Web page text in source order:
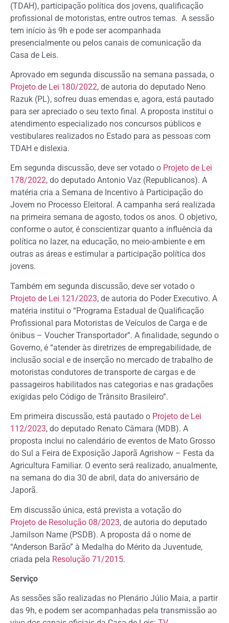
(TDAH), participação política dos jovens, qualificação
profissional de motoristas, entre outros temas. A sessão
tem início às 9h e pode ser acompanhada
presencialmente ou pelos canais de comunicação da
Casa de Leis.
Aprovado em segunda discussão na semana passada, o
Projeto de Lei 180/2022, de autoria do deputado Neno
Razuk (PL), sofreu duas emendas e, agora, está pautado
para ser apreciado o seu texto final. A proposta institui o
atendimento especializado nos concursos públicos e
vestibulares realizados no Estado para as pessoas com
TDAH e dislexia.
Em segunda discussão, deve ser votado o Projeto de Lei
178/2022, do deputado Antonio Vaz (Republicanos). A
matéria cria a Semana de Incentivo à Participação do
Jovem no Processo Eleitoral. A campanha será realizada
na primeira semana de agosto, todos os anos. O objetivo,
conforme o autor, é conscientizar quanto a influência da
política no lazer, na educação, no meio-ambiente e em
outras as áreas e estimular a participação política dos
jovens.
Também em segunda discussão, deve ser votado o
Projeto de Lei 121/2023, de autoria do Poder Executivo. A
matéria institui o “Programa Estadual de Qualificação
Profissional para Motoristas de Veículos de Carga e de
ônibus – Voucher Transportador”. A finalidade, segundo o
Governo, é “atender às diretrizes de empregabilidade, de
inclusão social e de inserção no mercado de trabalho de
motoristas condutores de transporte de cargas e de
passageiros habilitados nas categorias e nas gradações
exigidas pelo Código de Trânsito Brasileiro”.
Em primeira discussão, está pautado o Projeto de Lei
112/2023, do deputado Renato Câmara (MDB). A
proposta inclui no calendário de eventos de Mato Grosso
do Sul a Feira de Exposição Japorã Agrishow – Festa da
Agricultura Familiar. O evento será realizado, anualmente,
na semana do dia 30 de abril, data do aniversário de
Japorã.
Em discussão única, está prevista a votação do
Projeto de Resolução 08/2023, de autoria do deputado
Jamilson Name (PSDB). A proposta dá o nome de
“Anderson Barão” à Medalha do Mérito da Juventude,
criada pela Resolução 71/2015.
Serviço
As sessões são realizadas no Plenário Júlio Maia, a partir
das 9h, e podem ser acompanhadas pela transmissão ao